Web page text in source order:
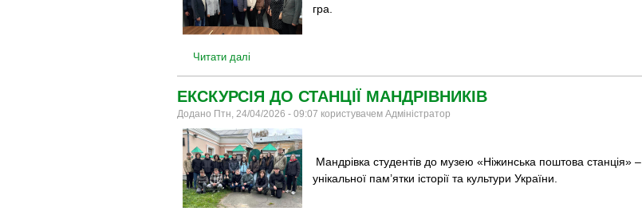
гра.
Читати далі
ЕКСКУРСІЯ ДО СТАНЦІЇ МАНДРІВНИКІВ
Додано Птн, 24/04/2026 - 09:07 користувачем Адміністратор
Мандрівка студентів до музею «Ніжинська поштова станція» –
унікальної пам’ятки історії та культури України.